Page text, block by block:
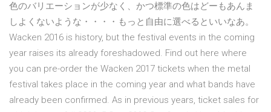
色のバリエーションが少なく、かつ標準の色はどーもあんま
しよくないような・・・・もっと自由に選べるといいなあ。
Wacken 2016 is history, but the festival events in the coming
year raises its already foreshadowed. Find out here where
you can pre-order the Wacken 2017 tickets when the metal
festival takes place in the coming year and what bands have
already been confirmed. As in previous years, ticket sales for